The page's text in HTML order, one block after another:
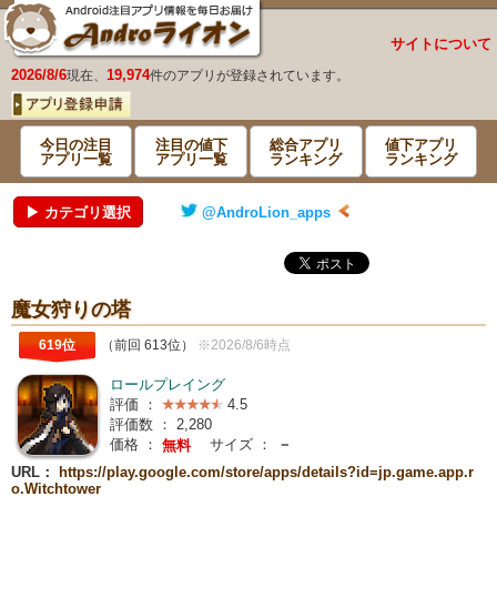
サイトについて
2026/8/6現在、 19,974件のアプリが登録されています。
今日の注目
アプリ一覧
注目の値下
アプリ一覧
総合アプリ
ランキング
値下アプリ
ランキング
▶ カテゴリ選択 @AndroLion_apps
魔女狩りの塔
619位 （前回 613位） ※2026/8/6時点
ロールプレイング
評価 ：
4.5
評価数 ： 2,280
価格 ： 無料 サイズ ：
－
URL：
https://play.google.com/store/apps/details?id=jp.game.app.r
o.Witchtower